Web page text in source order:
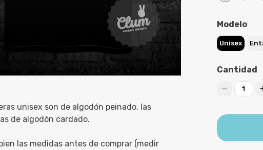
unisex son de algodón peinado, las
de algodón cardado.
las medidas antes de comprar (medir
Modelo
Unisex
Cantidad
1